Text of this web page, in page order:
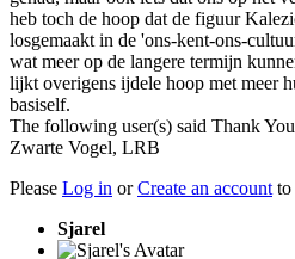
heb toch de hoop dat de figuur
losgemaakt in de 'ons-kent-ons-
wat meer op de langere termijn
lijkt overigens ijdele hoop met meer
basiself.
The following user(s) said Thank
Zwarte Vogel, LRB
Please Log in orCreate an account to
Sjarel